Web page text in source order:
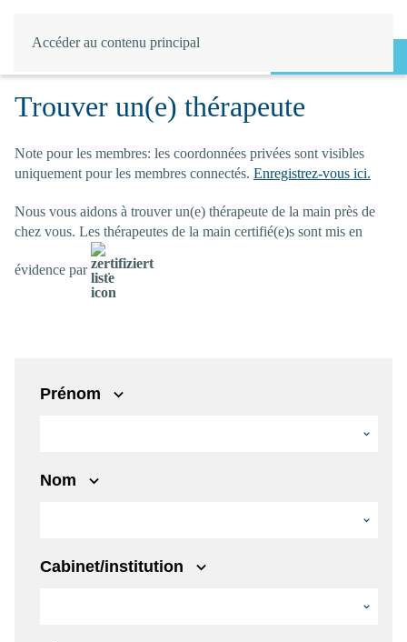
Accéder au contenu principal
Trouver un(e) thérapeute
Note pour les membres: les coordonnées privées sont visibles
uniquement pour les membres connectés. Enregistrez-vous ici.
Nous vous aidons à trouver un(e) thérapeute de la main près de
chez vous. Les thérapeutes de la main certifié(e)s sont mis en
évidence par .
Prénom
Nom
Cabinet/institution